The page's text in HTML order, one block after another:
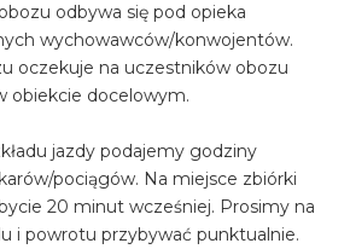
odbywa się pod opieka
wychowawców/konwojentów.
oczekuje na uczestników obozu
obiekcie docelowym.
jazdy podajemy godziny
pociągów. Na miejsce zbiórki
20 minut wcześniej. Prosimy na
i powrotu przybywać punktualnie.